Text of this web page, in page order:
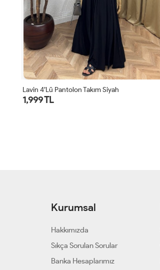
Lavin 4’lü Pantolon Takım Siyah
1,999 TL
Kurumsal
Hakkımızda
Sıkça Sorulan Sorular
Banka Hesaplarımız